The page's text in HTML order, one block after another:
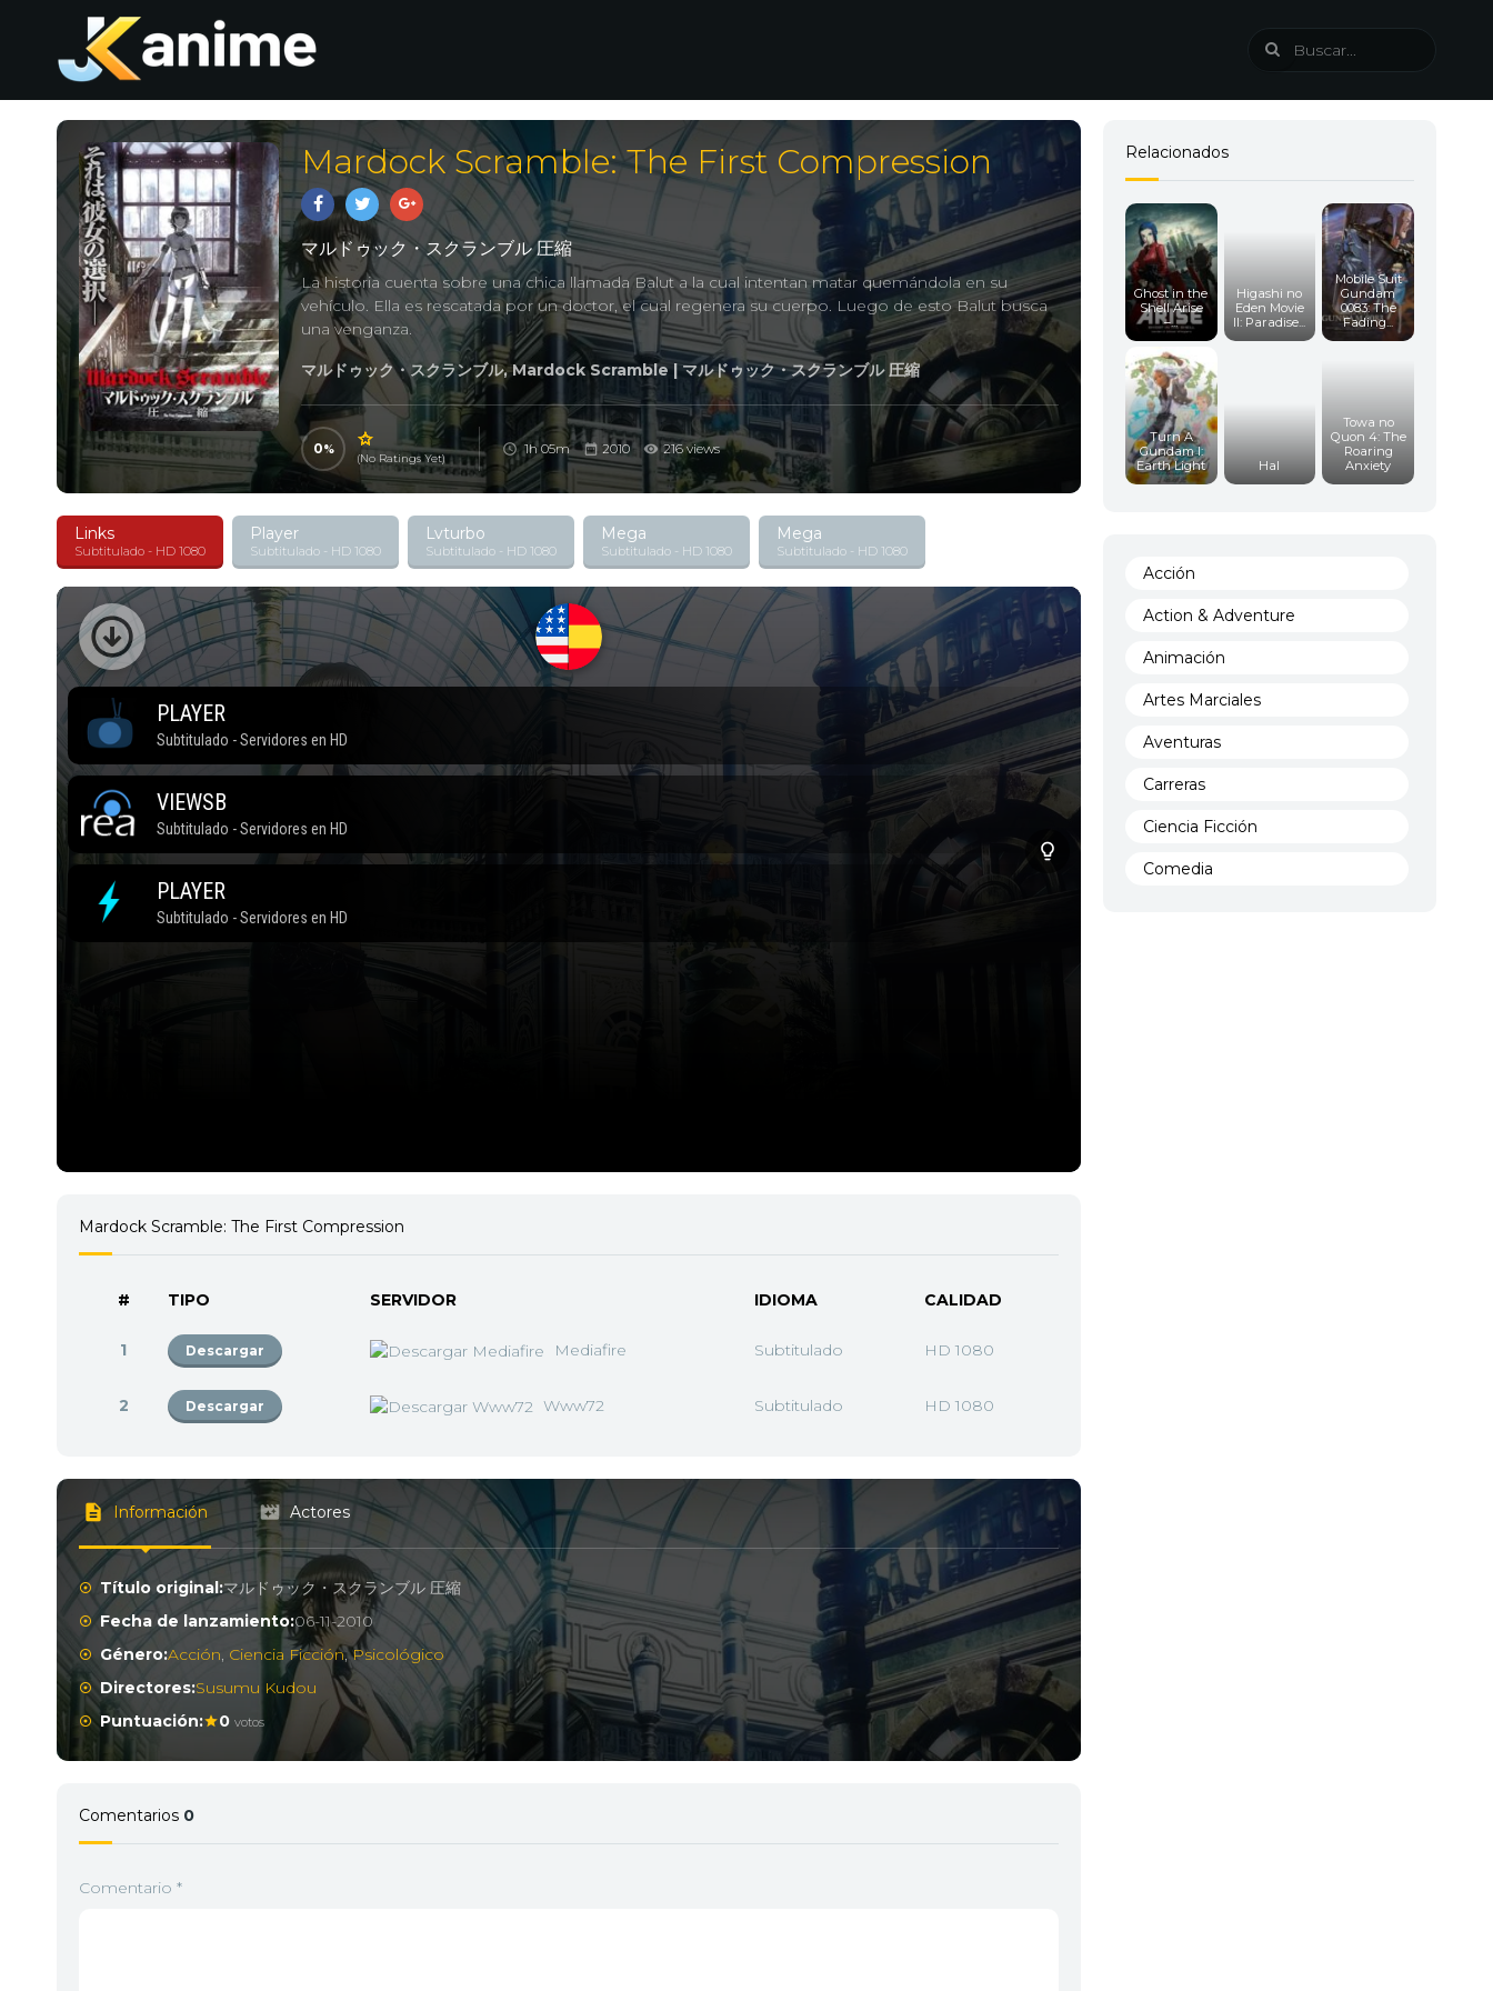
Mardock Scramble: The First Compression
マルドゥック・スクランブル 圧縮
La historia cuenta sobre una chica llamada Balut a la cual intentan matar quemándola en su
vehículo. Ella es rescatada por un doctor, el cual regenera su cuerpo. Luego de esto Balut busca
una venganza.
マルドゥック・スクランブル, Mardock Scramble | マルドゥック・スクランブル 圧縮
0
(No Ratings Yet)
1h 05m 2010 216 views
Links
Subtitulado - HD 1080
Player
Subtitulado - HD 1080
Lvturbo
Subtitulado - HD 1080
Mega
Subtitulado - HD 1080
Mega
Subtitulado - HD 1080
Mardock Scramble: The First Compression
# TIPO SERVIDOR IDIOMA CALIDAD
1 Descargar Mediafire Subtitulado HD 1080
2 Descargar Www72 Subtitulado HD 1080
Información Actores
Título original:マルドゥック・スクランブル 圧縮
Fecha de lanzamiento:06-11-2010
Género:Acción, Ciencia Ficción,Psicológico
Directores:Susumu Kudou
Puntuación:
0 votos
Comentarios 0
Comentario *
Relacionados
Ghost in the
Shell Arise
–...
Higashi no
Eden Movie
II: Paradise...
Mobile Suit
Gundam
0083: The
Fading...
Turn A
Gundam I:
Earth Light
Hal
Towa no
Quon 4: The
Roaring
Anxiety
Acción
Action & Adventure
Animación
Artes Marciales
Aventuras
Carreras
Ciencia Ficción
Comedia